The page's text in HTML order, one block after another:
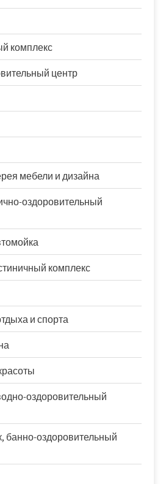
комплекс
центр
мебели и дизайна
оздоровительный
комплекс
и спорта
оздоровительный
банно-оздоровительный